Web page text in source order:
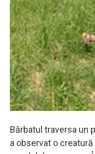
Bărbatul traversa un
a observat o